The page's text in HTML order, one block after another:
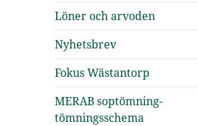
Löner och arvoden
Nyhetsbrev
Fokus Wästantorp
MERAB soptömning-
tömningsschema